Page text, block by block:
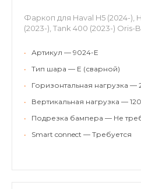
Фаркоп для Haval H5 (2024-),
(2023-), Tank 400 (2023-) Oris-
•
Артикул — 9024-E
•
Тип шара — E (сварной)
•
Горизонтальная нагрузка —
•
Вертикальная нагрузка —
•
Подрезка бампера — Не
•
Smart connect — Требуется